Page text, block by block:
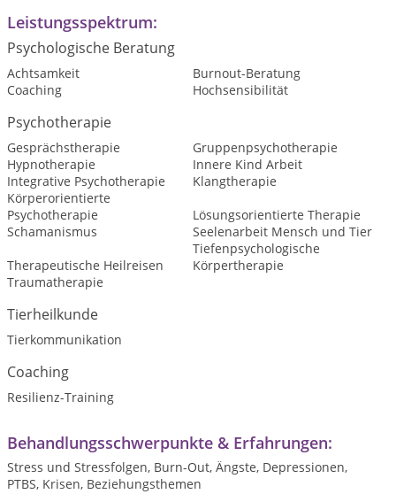
Leistungsspektrum:
Psychologische Beratung
Achtsamkeit
Burnout-Beratung
Coaching
Hochsensibilität
Psychotherapie
Gesprächstherapie
Gruppenpsychotherapie
Hypnotherapie
Innere Kind Arbeit
Integrative Psychotherapie
Klangtherapie
Körperorientierte
Psychotherapie
Lösungsorientierte Therapie
Schamanismus
Seelenarbeit Mensch und Tier
Therapeutische Heilreisen
Tiefenpsychologische
Körpertherapie
Traumatherapie
Tierheilkunde
Tierkommunikation
Coaching
Resilienz-Training
Behandlungsschwerpunkte & Erfahrungen:
Stress und Stressfolgen, Burn-Out, Ängste, Depressionen,
PTBS, Krisen, Beziehungsthemen